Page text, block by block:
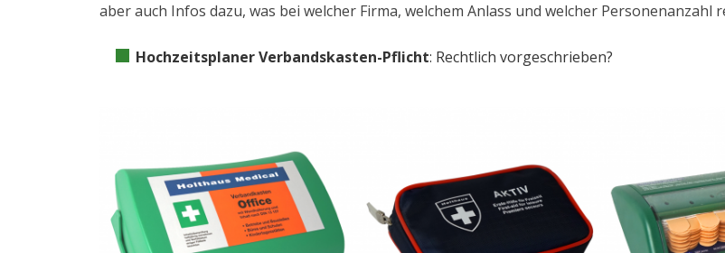
aber auch Infos dazu, was bei welcher Firma, welchem Anlass und welcher Personenanzahl
Hochzeitsplaner Verbandskasten-Pflicht: Rechtlich vorgeschrieben?